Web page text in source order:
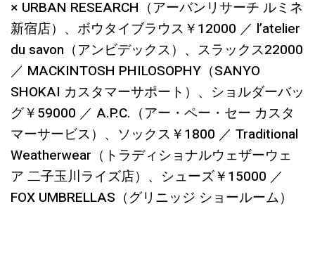
× URBAN RESEARCH（アーバンリサーチ ルミネ
新宿店）、ボウタイブラウス￥12000 ／ l’atelier
du savon（アンビデックス）、スラックス22000
／ MACKINTOSH PHILOSOPHY（SANYO
SHOKAI カスタマーサポート）、ショルダーバッ
グ￥59000 ／ A.P.C.（アー・ペー・セー カスタ
マーサービス）、ソックス￥1800 ／ Traditional
Weatherwear（トラディショナルウェザーウェ
ア 二子玉川ライズ店）、シューズ￥15000 ／
FOX UMBRELLAS（グリニッジ ショールーム）